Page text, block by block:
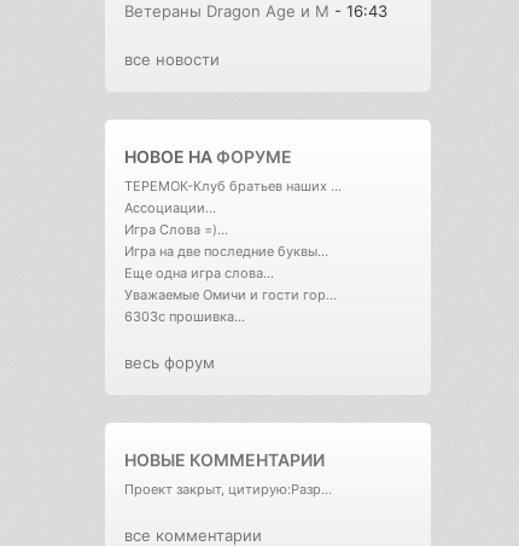
Ветераны Dragon Age и M - 16:43
все новости
НОВОЕ НАФОРУМЕ
ТЕРЕМОК-Клуб братьев наших ...
Ассоциации...
Игра Слова =)...
Игра на две последние буквы...
Еще одна игра слова...
Уважаемые Омичи и гости гор...
6303с прошивка...
весь форум
НОВЫЕ КОММЕНТАРИИ
Проект закрыт, цитирую:Разр...
все комментарии